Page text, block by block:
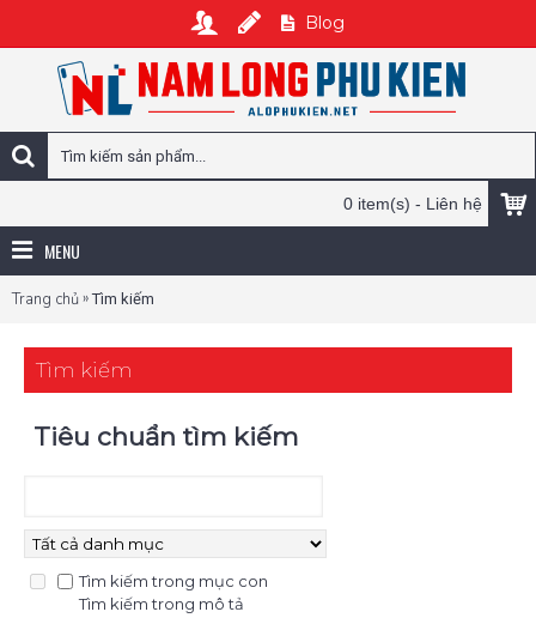
Blog
0 item(s) - Liên hệ
MENU
Trang chủ»Tìm kiếm
Tìm kiếm
Tiêu chuẩn tìm kiếm
Tìm kiếm trong mục con
Tìm kiếm trong mô tả